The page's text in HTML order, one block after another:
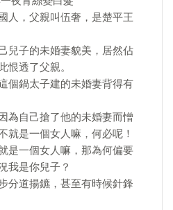
人，父親叫伍奢，是楚平王
兒子的未婚妻貌美，居然佔
恨透了父親。
個鍋太子建的未婚妻背得有
為自己搶了他的未婚妻而憎
就是一個女人嘛，何必呢！
是一個女人嘛，那為何偏要
我是你兒子？
分道揚鑣，甚至有時候針鋒